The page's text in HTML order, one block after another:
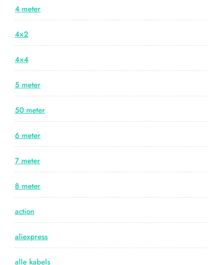
4 meter
4×2
4×4
5 meter
50 meter
6 meter
7 meter
8 meter
action
aliexpress
alle kabels